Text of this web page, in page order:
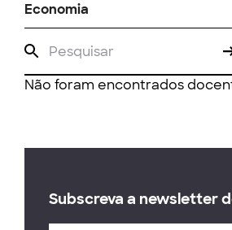
Economia
Não foram encontrados
Subscreva a newsletter